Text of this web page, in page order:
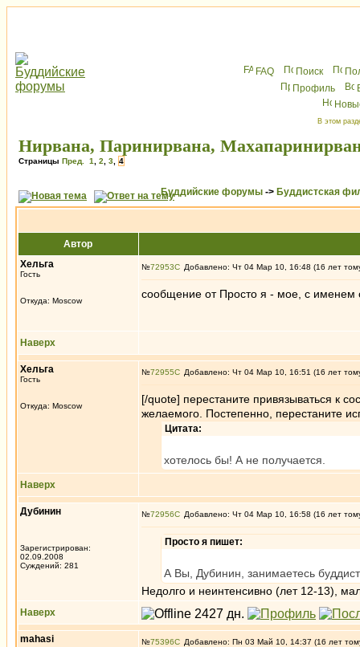
FAQ Поиск
Профиль
В этом
Нирвана, Паринирвана,
Страницы Пред. 1 2 3 4
Буддийские форумы -> Буддистская
Автор
Хельга
Гость
Откуда: Moscow
№72953 Добавлено: Чт 04 Мар 10, 16:48 (16 лет
сообщение от Просто я - мое, с именем
Наверх
Хельга
Гость
Откуда: Moscow
№72955 Добавлено: Чт 04 Мар 10, 16:51 (16 лет
[/quote] перестаните привязываться к
желаемого. Постепенно, перестаните
Цитата:
хотелось бы! А не получается.
Наверх
Дубинин
Зарегистрирован:
02.09.2008
Суждений: 281
№72956 Добавлено: Чт 04 Мар 10, 16:58 (16 лет
Просто я пишет:
А Вы, Дубинин, занимаетесь
Недолго и неинтенсивно (лет 12-13),
Наверх
mahasi №75396 Добавлено: Пн 03 Май 10, 14:37 (16 лет